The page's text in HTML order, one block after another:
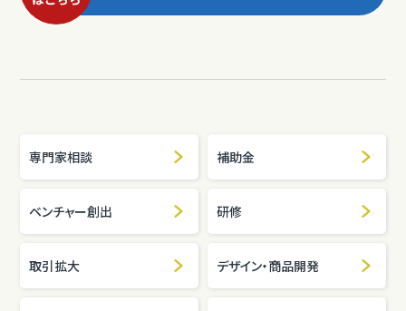
専門家相談 補助金
ベンチャー創出 研修
取引拡大 デザイン・商品開発